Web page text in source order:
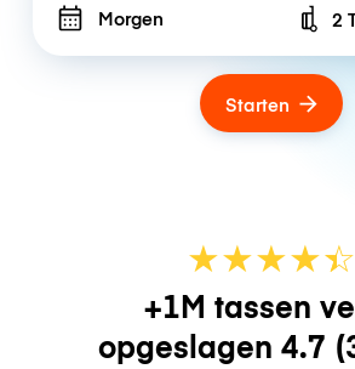
Morgen 2
Starten
★★★★☆
★
+1M tassen
opgeslagen 4.7